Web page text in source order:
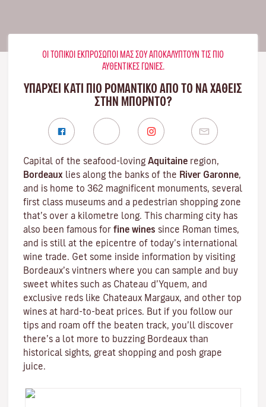
ΟΙ ΤΟΠΙΚΟΊ ΕΚΠΡΌΣΩΠΟΊ ΜΑΣ ΣΟΥ ΑΠΟΚΑΛΎΠΤΟΥΝ ΤΙΣ ΠΙΟ
ΑΥΘΕΝΤΙΚΈΣ ΓΩΝΙΈΣ.
ΥΠΑΡΧΕΙ ΚΑΤΙ ΠΙΟ ΡΟΜΑΝΤΙΚΟ ΑΠΟ ΤΟ ΝΑ ΧΑΘΕΙΣ
ΣΤΗΝ ΜΠΟΡΝΤΌ?
Capital of the seafood-loving Aquitaine region,
Bordeaux lies along the banks of the River Garonne,
and is home to 362 magnificent monuments, several
first class museums and a pedestrian shopping zone
that’s over a kilometre long. This charming city has
also been famous for fine wines since Roman times,
and is still at the epicentre of today’s international
wine trade. Get some inside information by visiting
Bordeaux’s vintners where you can sample and buy
sweet whites such as Chateau d’Yquem, and
exclusive reds like Chateaux Margaux, and other top
wines at hard-to-beat prices. But if you follow our
tips and roam off the beaten track, you’ll discover
there’s a lot more to buzzing Bordeaux than
historical sights, great shopping and posh grape
juice.